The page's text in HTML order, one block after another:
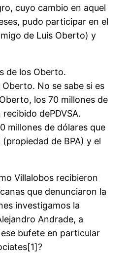
cuyo cambio en aquel
pudo participar en el
de Luis Oberto) y
de los Oberto.
No se sabe si es
los 70 millones de
dePDVSA.
millones de dólares que
de BPA) y el
Villalobos recibieron
que denunciaron la
investigamos la
Andrade, a
bufete en particular